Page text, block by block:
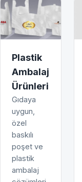
Plastik
Ambalaj
Ürünleri
Gıdaya
uygun,
özel
baskılı
poşet ve
plastik
ambalaj